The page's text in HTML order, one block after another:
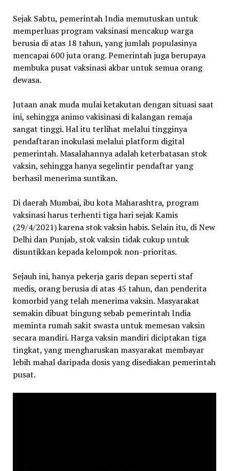
Sejak Sabtu, pemerintah India memutuskan untuk
memperluas program vaksinasi mencakup warga
berusia di atas 18 tahun, yang jumlah populasinya
mencapai 600 juta orang. Pemerintah juga berupaya
membuka pusat vaksinasi akbar untuk semua orang
dewasa.
Jutaan anak muda mulai ketakutan dengan situasi saat
ini, sehingga animo vakisinasi di kalangan remaja
sangat tinggi. Hal itu terlihat melalui tingginya
pendaftaran inokulasi melalui platform digital
pemerintah. Masalahannya adalah keterbatasan stok
vaksin, sehingga hanya segelintir pendaftar yang
berhasil menerima suntikan.
Di daerah Mumbai, ibu kota Maharashtra, program
vaksinasi harus terhenti tiga hari sejak Kamis
(29/4/2021) karena stok vaksin habis. Selain itu, di New
Delhi dan Punjab, stok vaksin tidak cukup untuk
disuntikkan kepada kelompok non-prioritas.
Sejauh ini, hanya pekerja garis depan seperti staf
medis, orang berusia di atas 45 tahun, dan penderita
komorbid yang telah menerima vaksin. Masyarakat
semakin dibuat bingung sebab pemerintah India
meminta rumah sakit swasta untuk memesan vaksin
secara mandiri. Harga vaksin mandiri diciptakan tiga
tingkat, yang mengharuskan masyarakat membayar
lebih mahal daripada dosis yang disediakan pemerintah
pusat.